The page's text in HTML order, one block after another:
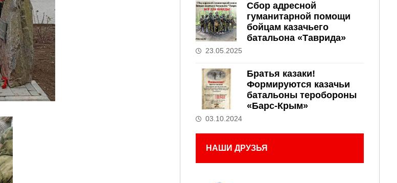
Сбор адресной
гуманитарной помощи
бойцам казачьего
батальона «Таврида»
23.05.2025
Братья казаки!
Формируются казачьи
батальоны теробороны
«Барс-Крым»
03.10.2024
НАШИ ДРУЗЬЯ